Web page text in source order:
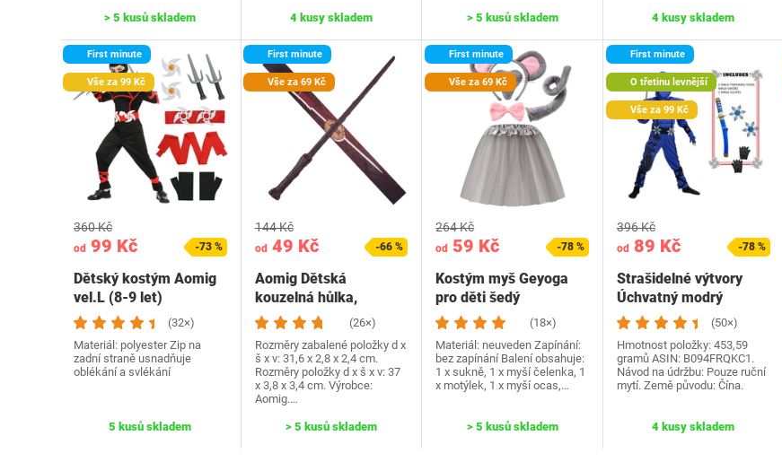
> 5 kusů skladem 4 kusy skladem > 5 kusů skladem 4 kusy skladem
First minute
Vše za 99 Kč
od 99 Kč
360 Kč
-73 %
Dětský kostým Aomig
vel.L (8-9 let)
(32×)
Materiál: polyester Zip na
zadní straně usnadňuje
oblékání a svlékání
5 kusů skladem
First minute
Vše za 69 Kč
od49 Kč
144 Kč
-66 %
Aomig Dětská
kouzelná hůlka,
Kouzelná hůlka pro
kouzelnické…
(26×)
Rozměry zabalené položky d x
š x v: 31,6 x 2,8 x 2,4 cm.
Rozměry položky d x š x v: 37
x 3,8 x 3,4 cm. Výrobce:
Aomig.…
> 5 kusů skladem
First minute
Vše za 69 Kč
od 59 Kč
264 Kč
-78 %
Kostým myš Geyoga
pro děti šedý
(18×)
Materiál: neuveden Zapínání:
bez zapínání Balení obsahuje:
1 x sukně, 1 x myší čelenka, 1
x motýlek, 1 x myší ocas,…
> 5 kusů skladem
First minute
O třetinu levnější
Vše za 99 Kč
od89 Kč
396 Kč
-78 %
Strašidelné výtvory
Úchvatný modrý
kostým nindžy pro
dětský…
(50×)
Hmotnost položky: 453,59
gramů ASIN: B094FRQKC1.
Návod na údržbu: Pouze ruční
mytí. Země původu: Čína.
4 kusy skladem